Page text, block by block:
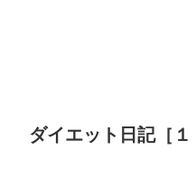
ダイエット日記［１